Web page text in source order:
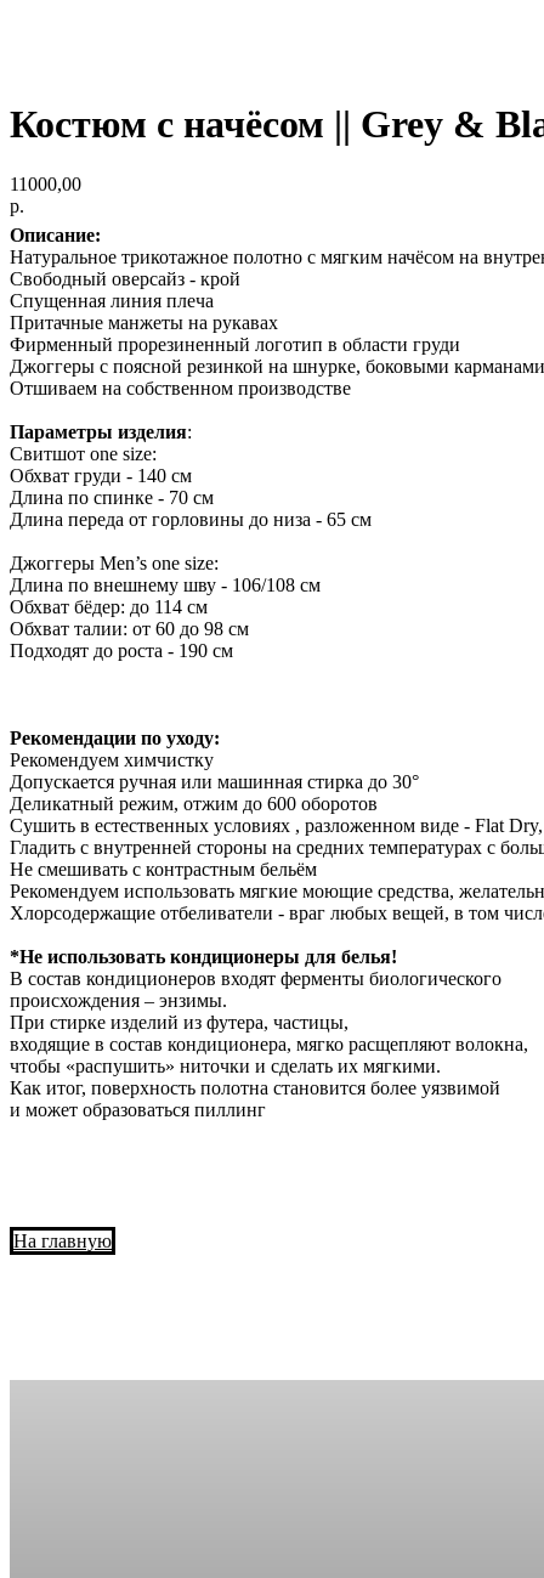
Костюм с начёсом || Grey &
11000,00
р.
Описание:
Натуральное трикотажное полотно с мягким начёсом на
Свободный оверсайз - крой
Спущенная линия плеча
Притачные манжеты на рукавах
Фирменный прорезиненный логотип в области груди
Джоггеры с поясной резинкой на шнурке, боковыми
Отшиваем на собственном производстве
Параметры изделия:
Свитшот one size:
Обхват груди - 140 см
Длина по спинке - 70 см
Длина переда от горловины до низа - 65 см
Джоггеры Men’s one size:
Длина по внешнему шву - 106/108 см
Обхват бёдер: до 114 см
Обхват талии: от 60 до 98 см
Подходят до роста - 190 см
Рекомендации по уходу:
Рекомендуем химчистку
Допускается ручная или машинная стирка до 30°
Деликатный режим, отжим до 600 оборотов
Сушить в естественных условиях , разложенном виде - Flat
Гладить с внутренней стороны на средних температурах с
Не смешивать с контрастным бельём
Рекомендуем использовать мягкие моющие средства,
Хлорсодержащие отбеливатели - враг любых вещей, в том
*Не использовать кондиционеры для белья!
В состав кондиционеров входят ферменты биологического
происхождения – энзимы.
При стирке изделий из футера, частицы,
входящие в состав кондиционера, мягко расщепляют волокна,
чтобы «распушить» ниточки и сделать их мягкими.
Как итог, поверхность полотна становится более уязвимой
и может образоваться пиллинг
На главную